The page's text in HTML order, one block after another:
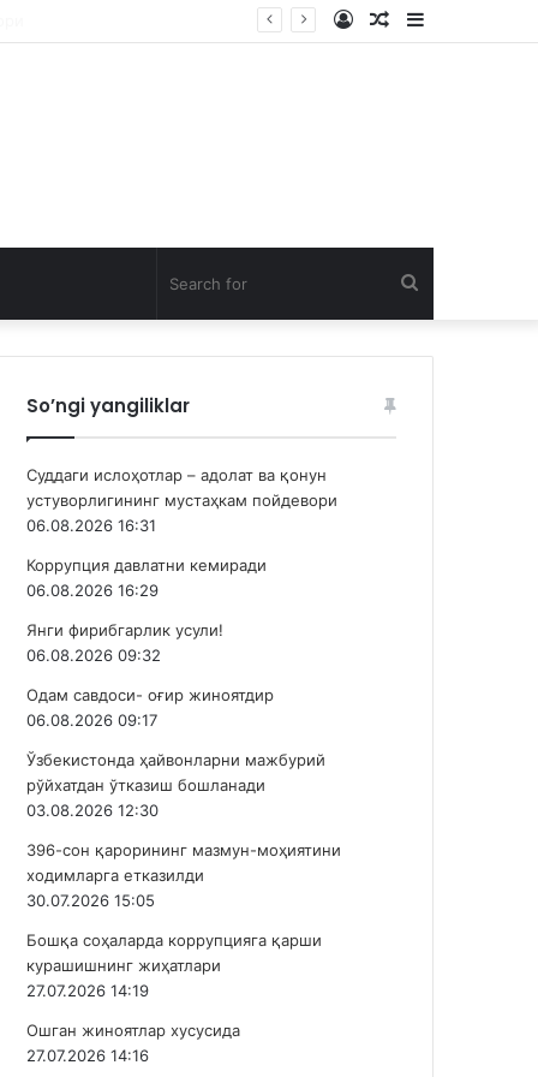
Sidebar
Random
Log
for
So’ngi yangiliklar
Суддаги ислоҳотлар – адолат ва қонун
устуворлигининг мустаҳкам пойдевори
06.08.2026 16:31
Коррупция давлатни кемиради
06.08.2026 16:29
Янги фирибгарлик усули!
06.08.2026 09:32
Одам савдоси- оғир жиноятдир
06.08.2026 09:17
Ўзбекистонда ҳайвонларни мажбурий
рўйхатдан ўтказиш бошланади
03.08.2026 12:30
396-сон қарорининг мазмун-моҳиятини
ходимларга етказилди
30.07.2026 15:05
Бошқа соҳаларда коррупцияга қарши
курашишнинг жиҳатлари
27.07.2026 14:19
Ошган жиноятлар хусусида
27.07.2026 14:16